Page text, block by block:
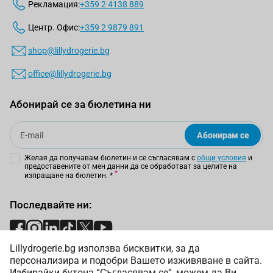
Lillydrogerie.bg използва бисквитки, за да
персонализира и подобри Вашето изживяване в сайта.
лесни за нанасяне – спрейовете и лосионите са удобни за
нанасяне и разпределяне, осигурявайки равномерно
покритие на цялото тяло.
Независимо дали търсите предложение за лице, или тяло, в
нашия онлайн магазин ще намерите разнообразие от
Ползи от използването на 50 фактор
Използването на 50 фактор слънцезащитни кремове не
само предпазва от вредните ефекти на слънцето, но и
предлага редица други ползи, от които:
поддържане на равномерна и гладка текстура;
предотвратяване на хиперпигментация – помагат за
намаляване на риска от образуване на тъмни петна и
намаляване на сухотата – осигурената хидратация
Рекламация:+359 2 4138 889
Центр. Офис:+359 2 9879 891
shop@lillydrogerie.bg
office@lillydrogerie.bg
Абонирай се за бюлетина ни
Email
Абонирам се
Желая да получавам бюлетин и се съгласявам с общи условия и
предоставените от мен данни да се обработват за целите на
изпращане на бюлетин. *
Последвайте ни:
Начини на плащане: